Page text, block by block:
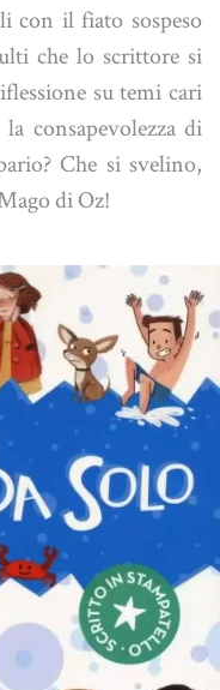
con il fiato sospeso
che lo scrittore si
su temi cari
consapevolezza di
Che si svelino,
di Oz!